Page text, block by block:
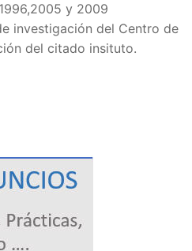
y 2009
investigación del Centro de
del citado insituto.